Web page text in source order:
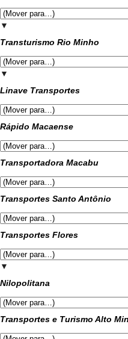
▼
Transturismo Rio Minho
▼
Linave Transportes
Rápido Macaense
Transportadora Macabu
Transportes Santo Antônio
Transportes Flores
▼
Nilopolitana
Transportes e Turismo Alto